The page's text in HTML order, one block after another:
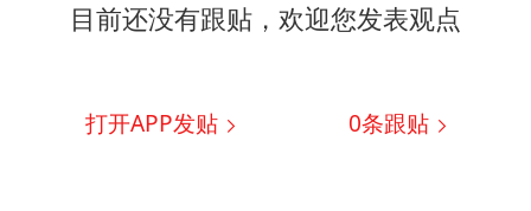
目前还没有跟贴，欢迎您发表观点
打开APP发贴 0条跟贴